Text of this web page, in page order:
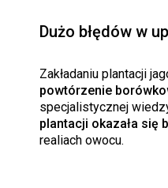
Dużo błędów w
Zakładaniu plantacji
powtórzenie
specjalistycznej
plantacji okazała się
realiach owocu.